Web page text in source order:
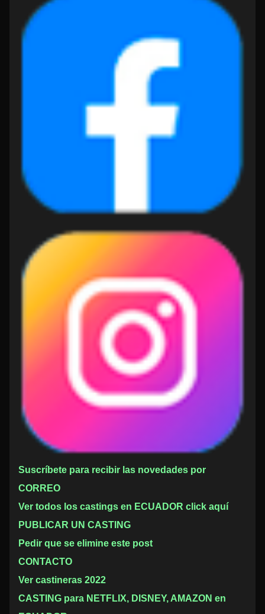
Suscríbete para recibir las novedades por
CORREO
Ver todos los castings en ECUADOR click aquí
PUBLICAR UN CASTING
Pedir que se elimine este post
CONTACTO
Ver castineras 2022
CASTING para NETFLIX, DISNEY, AMAZON en